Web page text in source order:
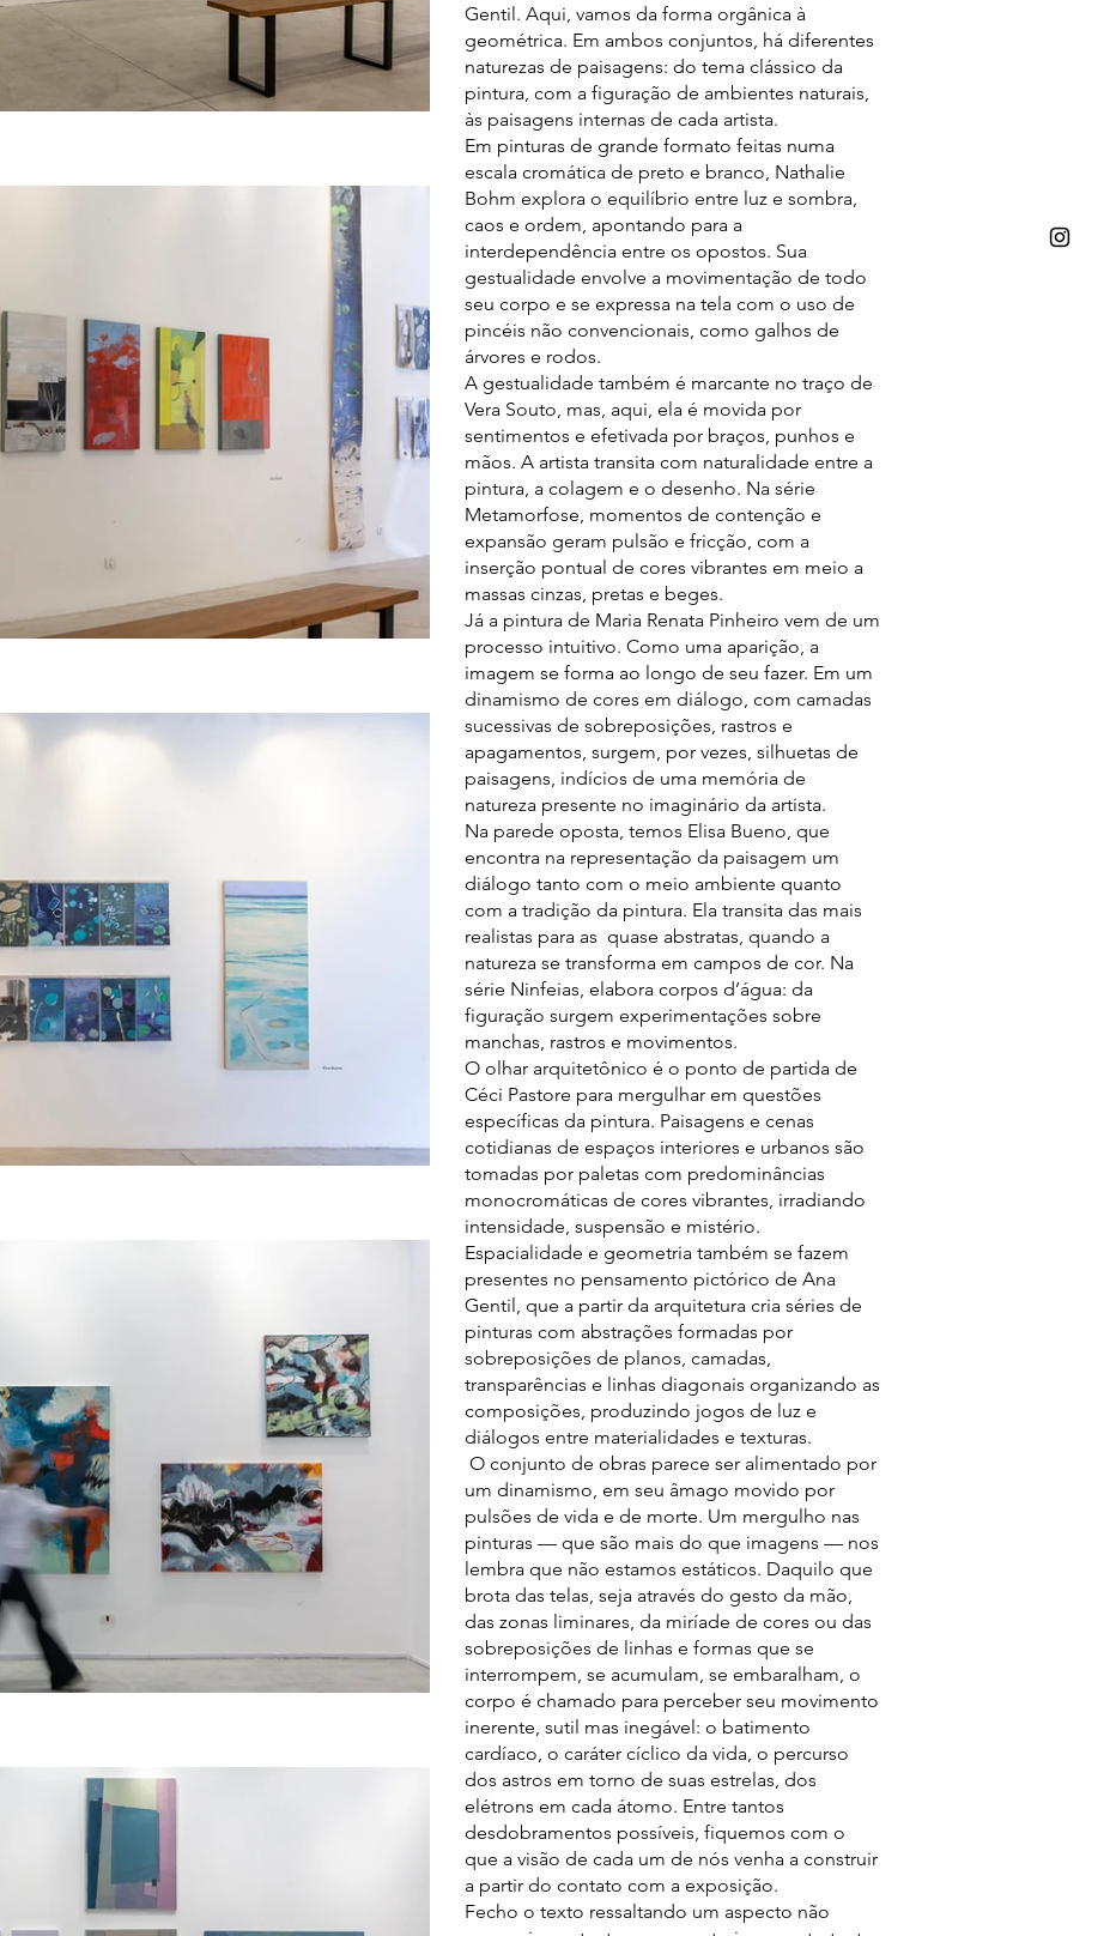
Gentil. Aqui, vamos da forma orgânica à
geométrica. Em ambos conjuntos, há diferentes
naturezas de paisagens: do tema clássico da
pintura, com a figuração de ambientes naturais,
às paisagens internas de cada artista.
Em pinturas de grande formato feitas numa
escala cromática de preto e branco, Nathalie
Bohm explora o equilíbrio entre luz e sombra,
caos e ordem, apontando para a
interdependência entre os opostos. Sua
gestualidade envolve a movimentação de todo
seu corpo e se expressa na tela com o uso de
pincéis não convencionais, como galhos de
árvores e rodos.
A gestualidade também é marcante no traço de
Vera Souto, mas, aqui, ela é movida por
sentimentos e efetivada por braços, punhos e
mãos. A artista transita com naturalidade entre a
pintura, a colagem e o desenho. Na série
Metamorfose, momentos de contenção e
expansão geram pulsão e fricção, com a
inserção pontual de cores vibrantes em meio a
massas cinzas, pretas e beges.
Já a pintura de Maria Renata Pinheiro vem de um
processo intuitivo. Como uma aparição, a
imagem se forma ao longo de seu fazer. Em um
dinamismo de cores em diálogo, com camadas
sucessivas de sobreposições, rastros e
apagamentos, surgem, por vezes, silhuetas de
paisagens, indícios de uma memória de
natureza presente no imaginário da artista.
Na parede oposta, temos Elisa Bueno, que
encontra na representação da paisagem um
diálogo tanto com o meio ambiente quanto
com a tradição da pintura. Ela transita das mais
realistas para as quase abstratas, quando a
natureza se transforma em campos de cor. Na
série Ninfeias, elabora corpos d’água: da
figuração surgem experimentações sobre
manchas, rastros e movimentos.
O olhar arquitetônico é o ponto de partida de
Céci Pastore para mergulhar em questões
específicas da pintura. Paisagens e cenas
cotidianas de espaços interiores e urbanos são
tomadas por paletas com predominâncias
monocromáticas de cores vibrantes, irradiando
intensidade, suspensão e mistério.
Espacialidade e geometria também se fazem
presentes no pensamento pictórico de Ana
Gentil, que a partir da arquitetura cria séries de
pinturas com abstrações formadas por
sobreposições de planos, camadas,
transparências e linhas diagonais organizando as
composições, produzindo jogos de luz e
diálogos entre materialidades e texturas.
O conjunto de obras parece ser alimentado por
um dinamismo, em seu âmago movido por
pulsões de vida e de morte. Um mergulho nas
pinturas — que são mais do que imagens — nos
lembra que não estamos estáticos. Daquilo que
brota das telas, seja através do gesto da mão,
das zonas liminares, da miríade de cores ou das
sobreposições de linhas e formas que se
interrompem, se acumulam, se embaralham, o
corpo é chamado para perceber seu movimento
inerente, sutil mas inegável: o batimento
cardíaco, o caráter cíclico da vida, o percurso
dos astros em torno de suas estrelas, dos
elétrons em cada átomo. Entre tantos
desdobramentos possíveis, fiquemos com o
que a visão de cada um de nós venha a construir
a partir do contato com a exposição.
Fecho o texto ressaltando um aspecto não